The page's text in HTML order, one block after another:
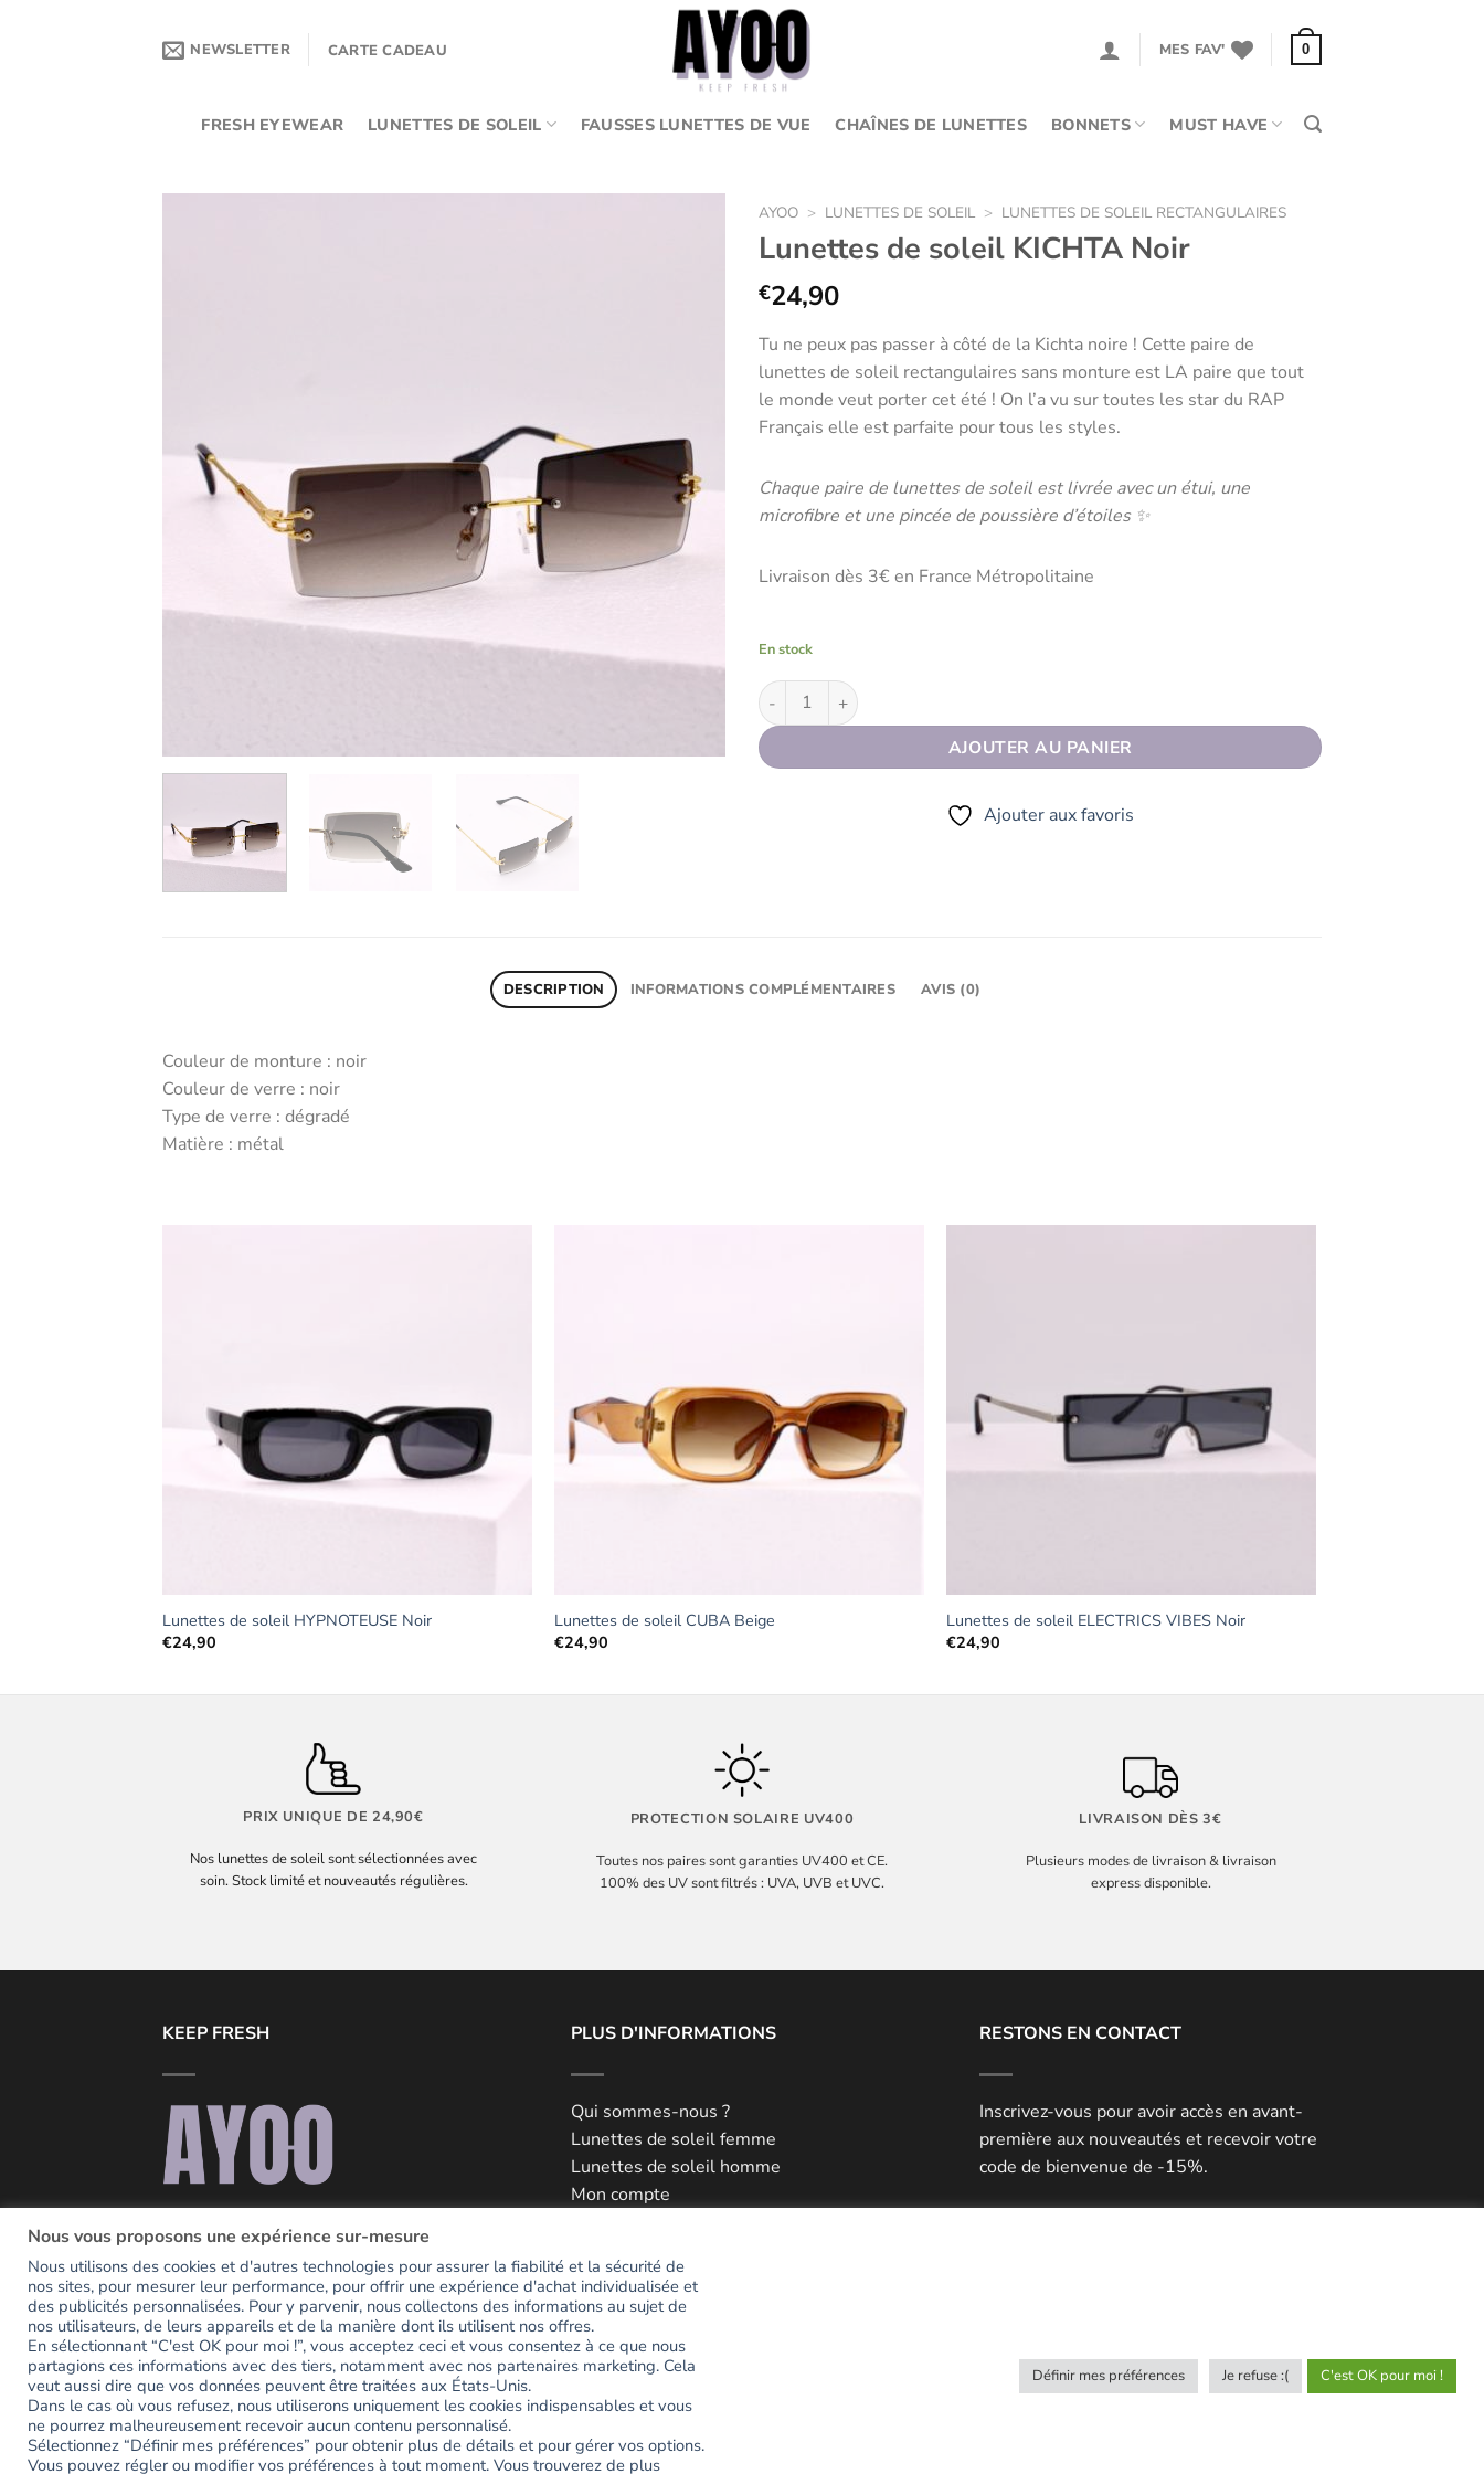
NEWSLETTER CARTE CADEAU MES FAV' 0
FRESH EYEWEAR LUNETTES DE SOLEIL FAUSSES LUNETTES DE VUE CHAÎNES DE LUNETTES BONNETS MUST HAVE
AYOO > LUNETTES DE SOLEIL > LUNETTES DE SOLEIL RECTANGULAIRES
Lunettes de soleil KICHTA Noir
€24,90
Tu ne peux pas passer à côté de la Kichta noire ! Cette paire de
lunettes de soleil rectangulaires sans monture est LA paire que tout
le monde veut porter cet été ! On l’a vu sur toutes les star du RAP
Français elle est parfaite pour tous les styles.
Chaque paire de lunettes de soleil est livrée avec un étui, une
microfibre et une pincée de poussière d’étoiles ✨
Livraison dès 3€ en France Métropolitaine
En stock
quantité de Lunettes de soleil KICHTA Noir
AJOUTER AU PANIER
Ajouter aux favoris
DESCRIPTION INFORMATIONS COMPLÉMENTAIRES AVIS (0)
Couleur de monture : noir
Couleur de verre : noir
Type de verre : dégradé
Matière : métal
Lunettes de soleil HYPNOTEUSE Noir
€24,90
Lunettes de soleil CUBA Beige
€24,90
Lunettes de soleil ELECTRICS VIBES Noir
€24,90
PRIX UNIQUE DE 24,90€
Nos lunettes de soleil sont sélectionnées avec
soin. Stock limité et nouveautés régulières.
PROTECTION SOLAIRE UV400
Toutes nos paires sont garanties UV400 et CE.
100% des UV sont filtrés : UVA, UVB et UVC.
LIVRAISON DÈS 3€
Plusieurs modes de livraison & livraison
express disponible.
KEEP FRESH
de couleur, de fun et de fraicheur dans
votre quotidien.
PLUS D'INFORMATIONS
Qui sommes-nous ?
Lunettes de soleil femme
Lunettes de soleil homme
Mon compte
Paiement 100% sécurisé
Blog
NOUS CONTACTER
RESTONS EN CONTACT
Inscrivez-vous pour avoir accès en avant-
première aux nouveautés et recevoir votre
code de bienvenue de -15%.
Nous vous proposons une expérience sur-mesure
Nous utilisons des cookies et d'autres technologies pour assurer la fiabilité et la sécurité de
nos sites, pour mesurer leur performance, pour offrir une expérience d'achat individualisée et
des publicités personnalisées. Pour y parvenir, nous collectons des informations au sujet de
nos utilisateurs, de leurs appareils et de la manière dont ils utilisent nos offres.
En sélectionnant “C'est OK pour moi !”, vous acceptez ceci et vous consentez à ce que nous
partagions ces informations avec des tiers, notamment avec nos partenaires marketing. Cela
veut aussi dire que vos données peuvent être traitées aux États-Unis.
Dans le cas où vous refusez, nous utiliserons uniquement les cookies indispensables et vous
ne pourrez malheureusement recevoir aucun contenu personnalisé.
Sélectionnez “Définir mes préférences” pour obtenir plus de détails et pour gérer vos options.
Vous pouvez régler ou modifier vos préférences à tout moment. Vous trouverez de plus
Définir mes préférences Je refuse :( C'est OK pour moi !